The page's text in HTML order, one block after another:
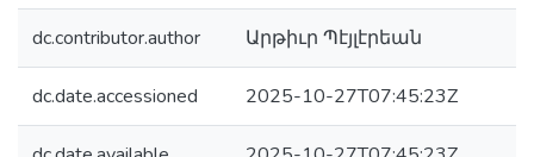
dc.contributor.author Արթիւր Պէյլէրեան
dc.date.accessioned 2025-10-27T07:45:23Z